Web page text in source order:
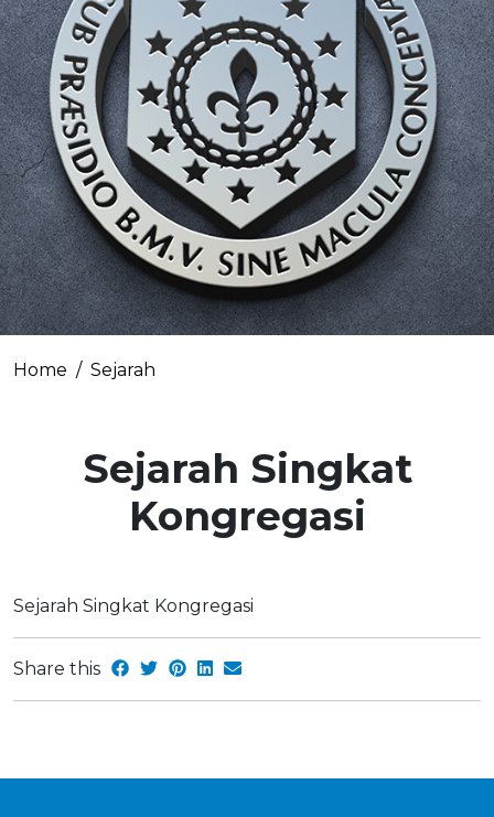
Home Sejarah
Sejarah Singkat
Kongregasi
Sejarah Singkat Kongregasi
Share this